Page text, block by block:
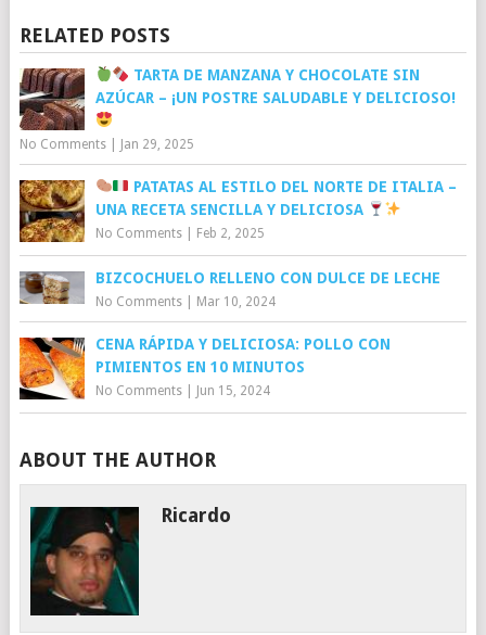
RELATED POSTS
TARTA DE MANZANA Y CHOCOLATE SIN
AZÚCAR – ¡UN POSTRE SALUDABLE Y DELICIOSO!
No Comments| Jan 29, 2025
PATATAS AL ESTILO DEL NORTE DE ITALIA –
UNA RECETA SENCILLA Y DELICIOSA
No Comments| Feb 2, 2025
BIZCOCHUELO RELLENO CON DULCE DE LECHE
No Comments| Mar 10, 2024
CENA RÁPIDA Y DELICIOSA: POLLO CON
PIMIENTOS EN 10 MINUTOS
No Comments| Jun 15, 2024
ABOUT THE AUTHOR
Ricardo